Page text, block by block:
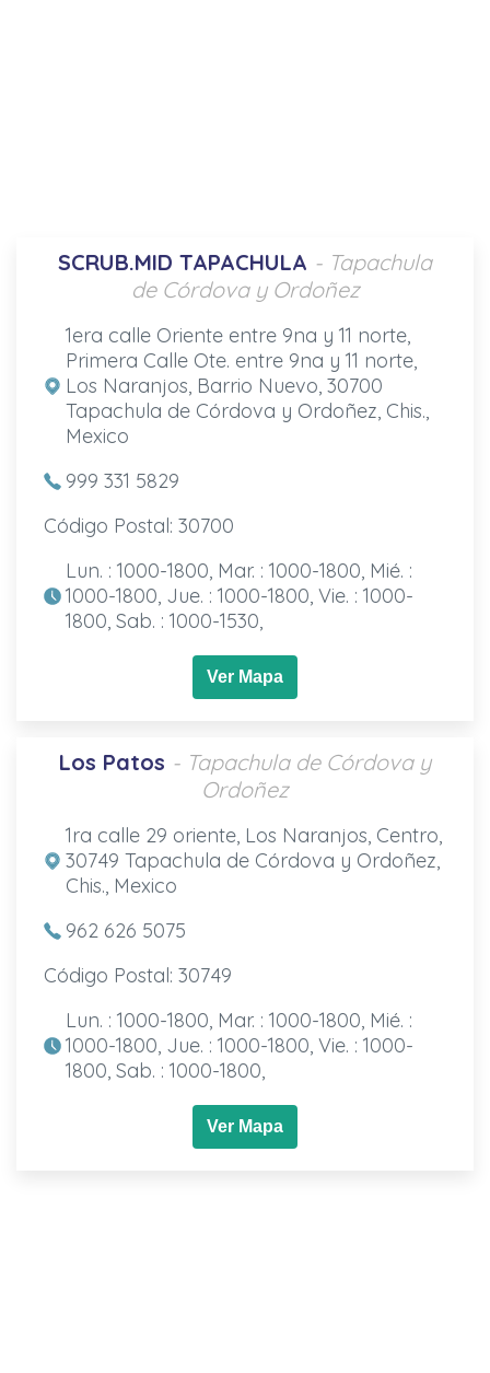
SCRUB.MID TAPACHULA - Tapachula
de Córdova y Ordoñez
1era calle Oriente entre 9na y 11 norte,
Primera Calle Ote. entre 9na y 11 norte,
Los Naranjos, Barrio Nuevo, 30700
Tapachula de Córdova y Ordoñez, Chis.,
Mexico
999 331 5829
Código Postal: 30700
Lun. : 1000-1800, Mar. : 1000-1800, Mié. :
1000-1800, Jue. : 1000-1800, Vie. : 1000-
1800, Sab. : 1000-1530,
Ver Mapa
Los Patos - Tapachula de Córdova y
Ordoñez
1ra calle 29 oriente, Los Naranjos, Centro,
30749 Tapachula de Córdova y Ordoñez,
Chis., Mexico
962 626 5075
Código Postal: 30749
Lun. : 1000-1800, Mar. : 1000-1800, Mié. :
1000-1800, Jue. : 1000-1800, Vie. : 1000-
1800, Sab. : 1000-1800,
Ver Mapa